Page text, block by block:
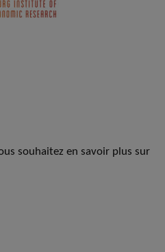
souhaitez en savoir plus sur